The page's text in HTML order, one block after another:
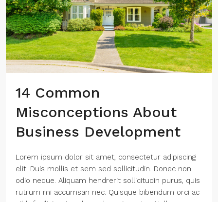
14 Common
Misconceptions About
Business Development
Lorem ipsum dolor sit amet, consectetur adipiscing
elit. Duis mollis et sem sed sollicitudin. Donec non
odio neque. Aliquam hendrerit sollicitudin purus, quis
rutrum mi accumsan nec. Quisque bibendum orci ac